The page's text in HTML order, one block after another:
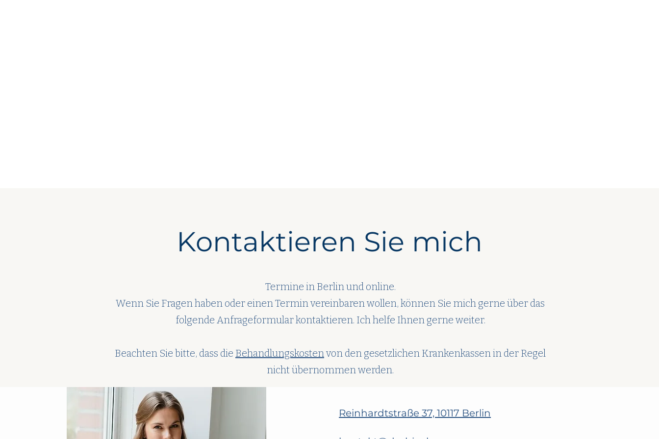
Kontaktieren Sie mich
Termine in Berlin und online.
Wenn Sie Fragen haben oder einen Termin vereinbaren wollen, können Sie mich gerne über das
folgende Anfrageformular kontaktieren. Ich helfe Ihnen gerne weiter.
Beachten Sie bitte, dass die Behandlungskostenvon den gesetzlichen Krankenkassen in der Regel
nicht übernommen werden.
Reinhardtstraße 37, 10117 Berlin